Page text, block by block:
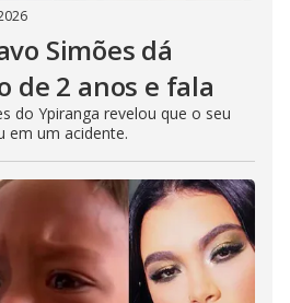
Simões dá
de 2 anos e fala
do Ypiranga revelou que o seu
em um acidente.